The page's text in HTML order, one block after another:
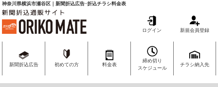
神奈川県横浜市瀬谷区｜新聞折込広告･折込チラシ料金表
ログイン 新規会員登録
新聞折込広告 初めての方 料金表
締め切り
スケジュール
チラシ納入先